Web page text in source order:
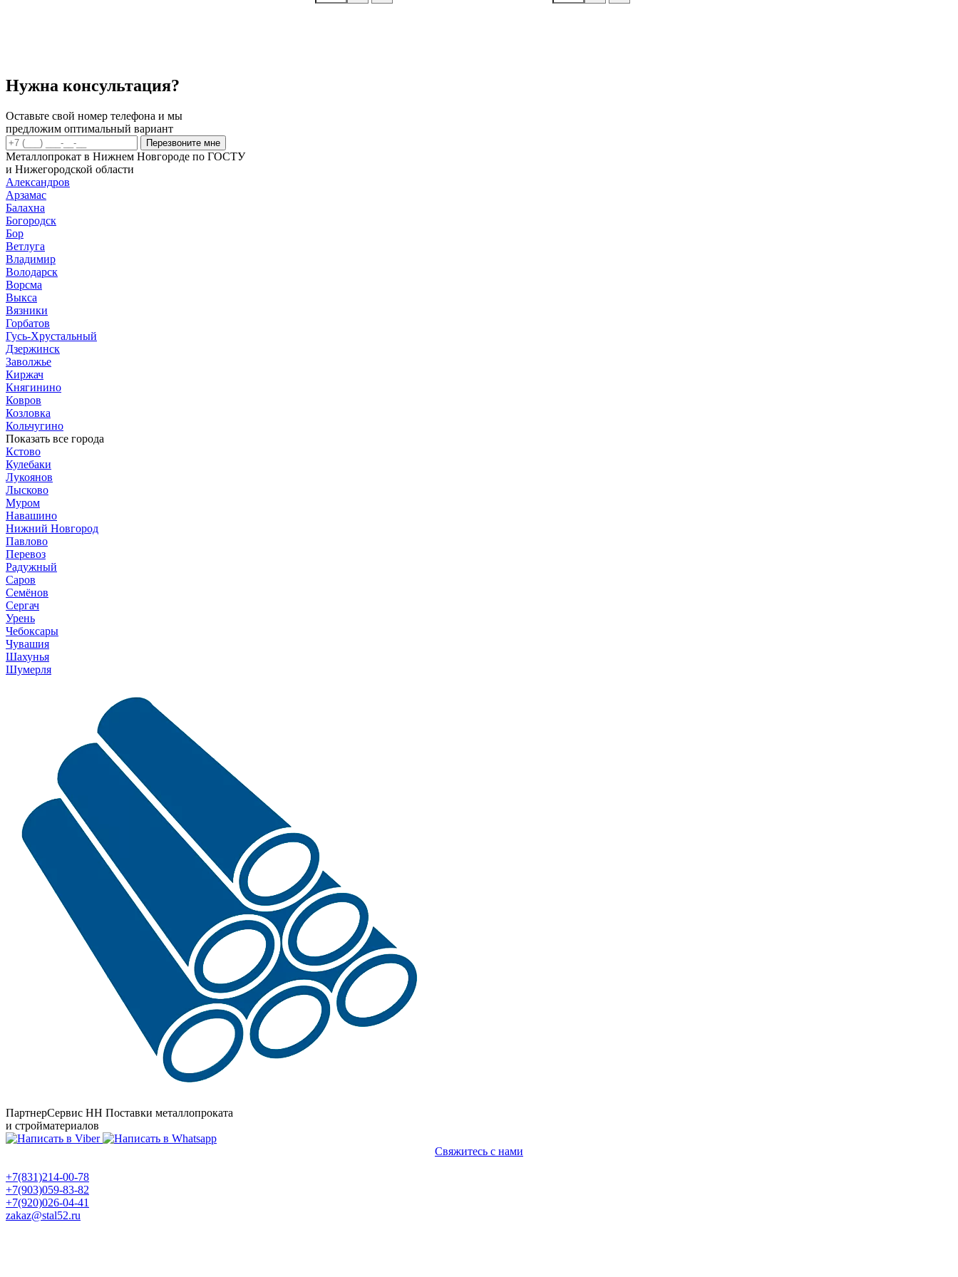
Нужна консультация?
Оставьте свой номер телефона и мы
предложим оптимальный вариант
Перезвоните мне
Металлопрокат в Нижнем Новгороде по ГОСТУ
и Нижегородской области
Александров
Арзамас
Балахна
Богородск
Бор
Ветлуга
Владимир
Володарск
Ворсма
Выкса
Вязники
Горбатов
Гусь-Хрустальный
Дзержинск
Заволжье
Киржач
Княгинино
Ковров
Козловка
Кольчугино
Показать все города
Кстово
Кулебаки
Лукоянов
Лысково
Муром
Навашино
Нижний Новгород
Павлово
Перевоз
Радужный
Саров
Семёнов
Сергач
Урень
Чебоксары
Чувашия
Шахунья
Шумерля
ПартнерСервис НН Поставки металлопроката
и стройматериалов
Свяжитесь с нами
+7(831)214-00-78
+7(903)059-83-82
+7(920)026-04-41
zakaz@stal52.ru